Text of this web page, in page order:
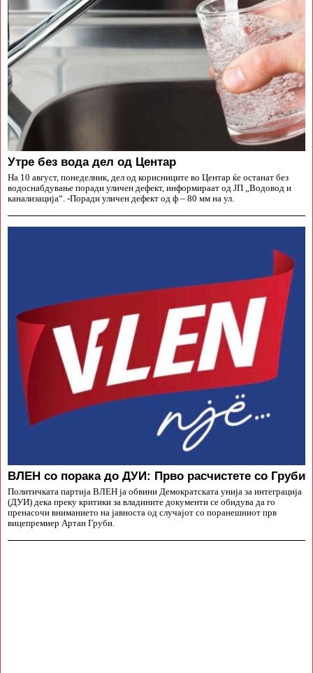
Утре без вода дел од Центар
На 10 август, понеделник, дел од корисниците во Центар ќе останат без
водоснабдување поради уличен дефект, информираат од ЈП „Водовод и
канализација“. -Поради уличен дефект од ф – 80 мм на ул.
ВЛЕН со порака до ДУИ: Прво расчистете со Груби
Политичката партија ВЛЕН ја обвини Демократската унија за интеграција
(ДУИ) дека преку критики за владините документи се обидува да го
пренасочи вниманието на јавноста од случајот со поранешниот прв
вицепремиер Артан Груби.